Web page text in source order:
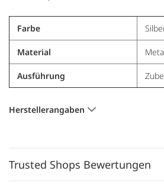
Farbe
Material
Ausführung
Herstellerangaben
Trusted Shops Bewertungen